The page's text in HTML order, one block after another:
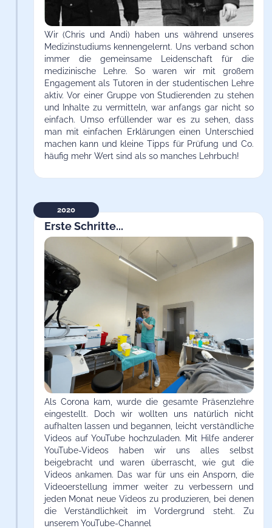
Wir (Chris und Andi) haben uns während unseres
Medizinstudiums kennengelernt. Uns verband schon
immer die gemeinsame Leidenschaft für die
medizinische Lehre. So waren wir mit großem
Engagement als Tutoren in der studentischen Lehre
aktiv. Vor einer Gruppe von Studierenden zu stehen
und Inhalte zu vermitteln, war anfangs gar nicht so
einfach. Umso erfüllender war es zu sehen, dass
man mit einfachen Erklärungen einen Unterschied
machen kann und kleine Tipps für Prüfung und Co.
häufig mehr Wert sind als so manches Lehrbuch!
2020
Erste Schritte...
Als Corona kam, wurde die gesamte Präsenzlehre
eingestellt. Doch wir wollten uns natürlich nicht
aufhalten lassen und begannen, leicht verständliche
Videos auf YouTube hochzuladen. Mit Hilfe anderer
YouTube-Videos haben wir uns alles selbst
beigebracht und waren überrascht, wie gut die
Videos ankamen. Das war für uns ein Ansporn, die
Videoerstellung immer weiter zu verbessern und
jeden Monat neue Videos zu produzieren, bei denen
die Verständlichkeit im Vordergrund steht. Zu
unserem YouTube-Channel